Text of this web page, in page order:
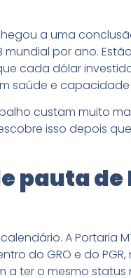
a uma
mundial por ano.
cada dólar
saúde e
custam muito
isso depois
pauta de
A Portaria
do GRO e do PGR,
a ter o mesmo status